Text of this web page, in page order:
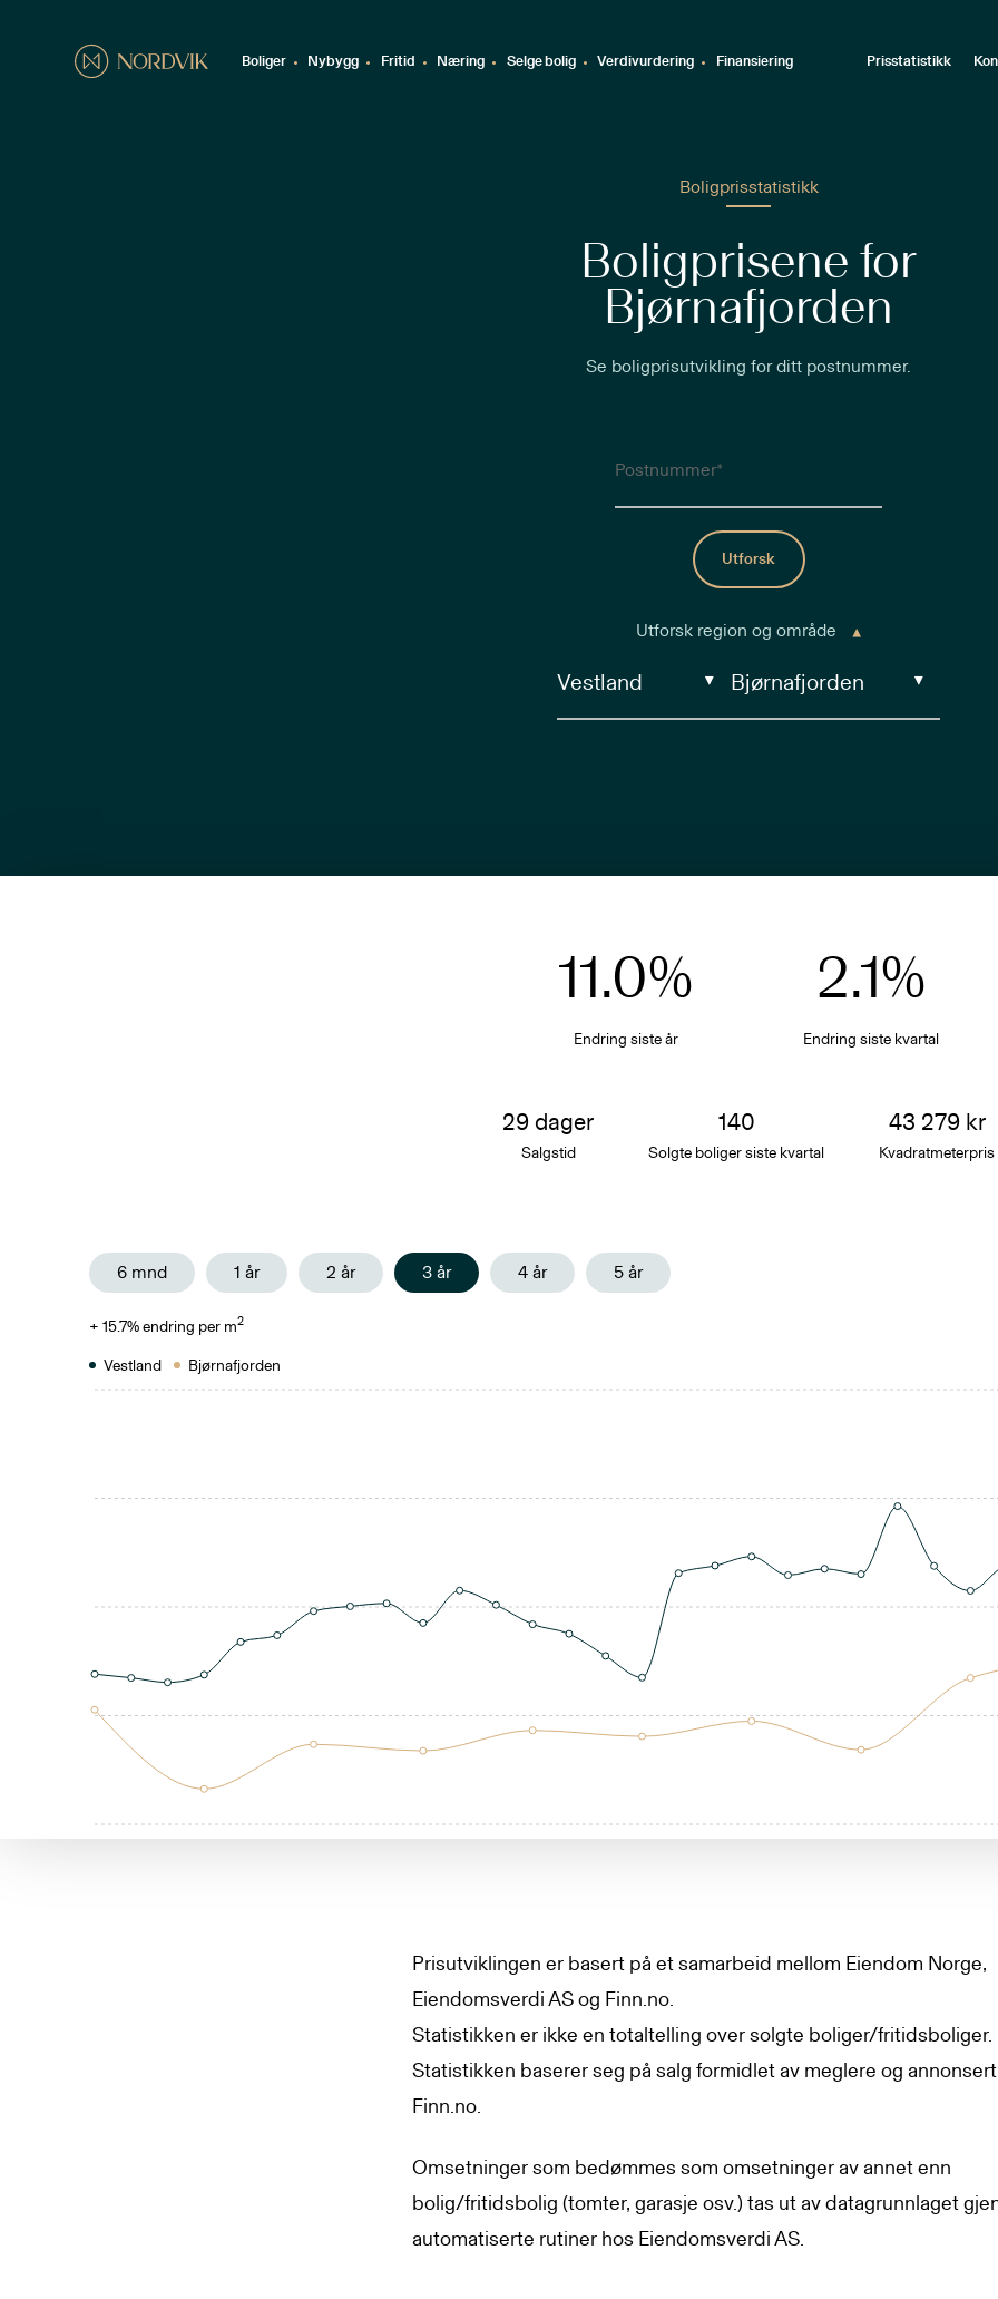
Boliger Nybygg Fritid Næring Selge bolig Verdivurdering Finansiering Prisstatistikk
Boligprisstatistikk
Boligprisene for
Bjørnafjorden
Se boligprisutvikling for ditt postnummer.
Postnummer
Utforsk
Utforsk region og område
11.0%
Endring siste år
2.1%
Endring siste kvartal
29 dager
Salgstid
140
Solgte boliger siste kvartal
43 279 kr
Kvadratmeterpris
6 mnd 1 år 2 år 3 år 4 år 5 år
+ 15.7% endring per m2
Vestland Bjørnafjorden
Prisutviklingen er basert på et samarbeid mellom Eiendom Norge,
Eiendomsverdi AS og Finn.no.
Statistikken er ikke en totaltelling over solgte boliger/fritidsboliger.
Statistikken baserer seg på salg formidlet av meglere og
Finn.no.
Omsetninger som bedømmes som omsetninger av annet enn
bolig/fritidsbolig (tomter, garasje osv.) tas ut av datagrunnlaget
automatiserte rutiner hos Eiendomsverdi AS.